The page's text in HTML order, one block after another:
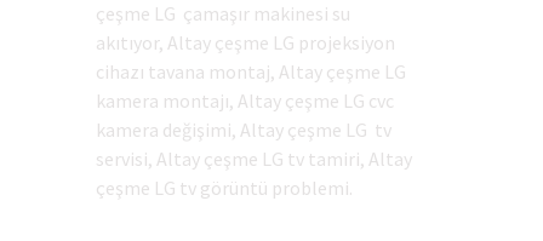
çeşme LG çamaşır makinesi su
akıtıyor, Altay çeşme LG projeksiyon
cihazı tavana montaj, Altay çeşme LG
kamera montajı, Altay çeşme LG cvc
kamera değişimi, Altay çeşme LG tv
servisi, Altay çeşme LG tv tamiri, Altay
çeşme LG tv görüntü problemi.